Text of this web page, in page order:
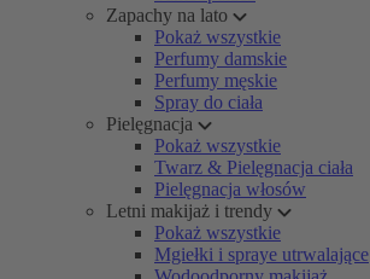
Zapachy na lato
Pokaż wszystkie
Perfumy damskie
Perfumy męskie
Spray do ciała
Pielęgnacja
Pokaż wszystkie
Twarz & Pielęgnacja ciała
Pielęgnacja włosów
Letni makijaż i trendy
Pokaż wszystkie
Mgiełki i spraye utrwalające